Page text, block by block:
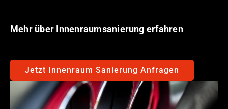
Mehr über Innenraumsanierung erfahren
Jetzt Innenraum Sanierung Anfragen